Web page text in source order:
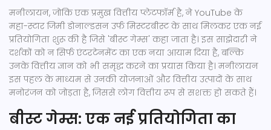
मनीलायन, जोकि एक प्रमुख वित्तीय प्लेटफॉर्म है, ने YouTube के
महा-स्टार जिमी डोनाल्डसन उर्फ ​​मिस्टरबीस्ट के साथ मिलकर एक नई
प्रतियोगिता शुरू की है जिसे 'बीस्ट गेम्स' कहा जाता है। इस साझेदारी ने
दर्शकों को न सिर्फ एंटरटेनमेंट का एक नया आयाम दिया है, बल्कि
उनके वित्तीय ज्ञान को भी समृद्ध करने का प्रयास किया है। मनीलायन
इस पहल के माध्यम से उनकी योजनाओं और वित्तीय उत्पादों के साथ
मनोरंजन को जोड़ता है, जिससे लोग वित्तीय रूप से सशक्त हो सकते हैं।
बीस्ट गेम्स: एक नई प्रतियोगिता का